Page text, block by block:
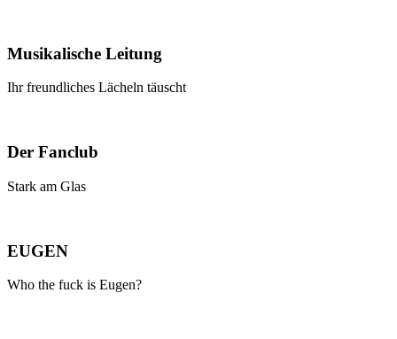
Musikalische Leitung
Ihr freundliches Lächeln täuscht
Der Fanclub
Stark am Glas
EUGEN
Who the fuck is Eugen?